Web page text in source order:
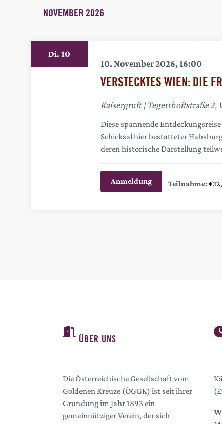
NOVEMBER 2026
Di.10
VERSTECKTES WIEN: DIE
10. November 2026, 16:00
Kaisergruft Tegetthoffstraße 2,
Diese spannende
Schicksal hier bestatteter
deren historische Darstellung
Anmeldung
ÜBER UNS
Die Österreichische Gesellschaft vom
Goldenen Kreuze (ÖGGK) ist seit ihrer
Gründung im Jahr 1893 ein
gemeinnütziger Verein, der sich